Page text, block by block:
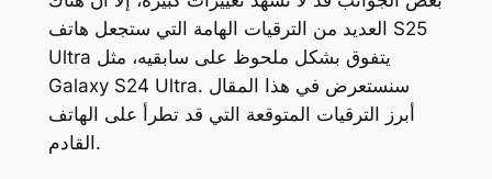
العديد من الترقيات الهامة التي ستجعل هاتف S25
Ultra يتفوق بشكل ملحوظ على سابقيه، مثل
Galaxy S24 Ultra. سنستعرض في هذا المقال
أبرز الترقيات المتوقعة التي قد تطرأ على الهاتف
القادم.